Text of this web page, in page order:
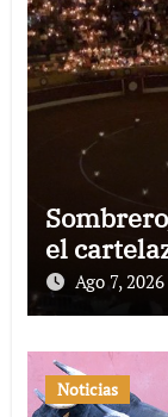
el
Ago 7, 2026
Noticias